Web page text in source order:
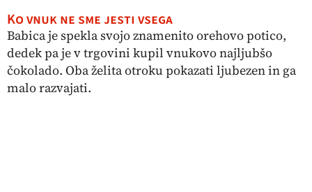
Ko vnuk ne sme jesti vsega
Babica je spekla svojo znamenito orehovo potico,
dedek pa je v trgovini kupil vnukovo najljubšo
čokolado. Oba želita otroku pokazati ljubezen in ga
malo razvajati.